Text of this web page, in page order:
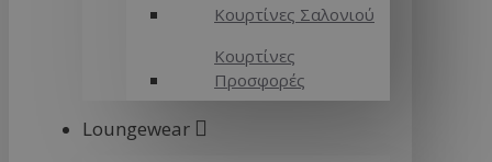
Κουρτίνες Σαλονιού
Κουρτίνες
Προσφορές
Loungewear